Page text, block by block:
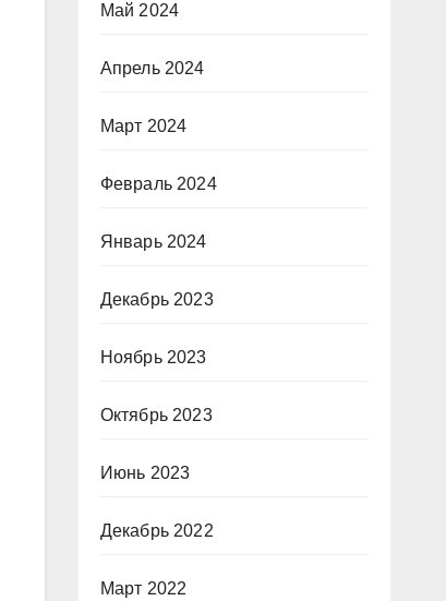
Май 2024
Апрель 2024
Март 2024
Февраль 2024
Январь 2024
Декабрь 2023
Ноябрь 2023
Октябрь 2023
Июнь 2023
Декабрь 2022
Март 2022